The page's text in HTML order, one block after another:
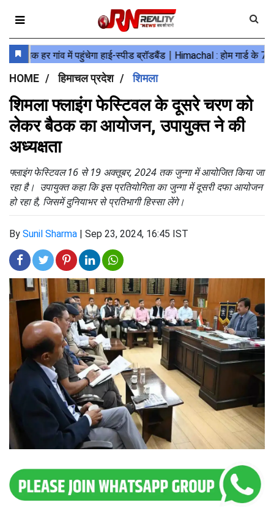
HOME हिमाचल प्रदेश शिमला
शिमला फ्लाइंग फेस्टिवल के दूसरे चरण को
लेकर बैठक का आयोजन, उपायुक्त ने की
अध्यक्षता
फ्लाइंग फेस्टिवल 16 से 19 अक्तूबर, 2024 तक जुन्गा में आयोजित किया जा
रहा है। उपायुक्त कहा कि इस प्रतियोगिता का जुन्गा में दूसरी दफा आयोजन
हो रहा है, जिसमें दुनियाभर से प्रतिभागी हिस्सा लेंगे।
By Sunil Sharma | Sep 23, 2024, 16:45 IST